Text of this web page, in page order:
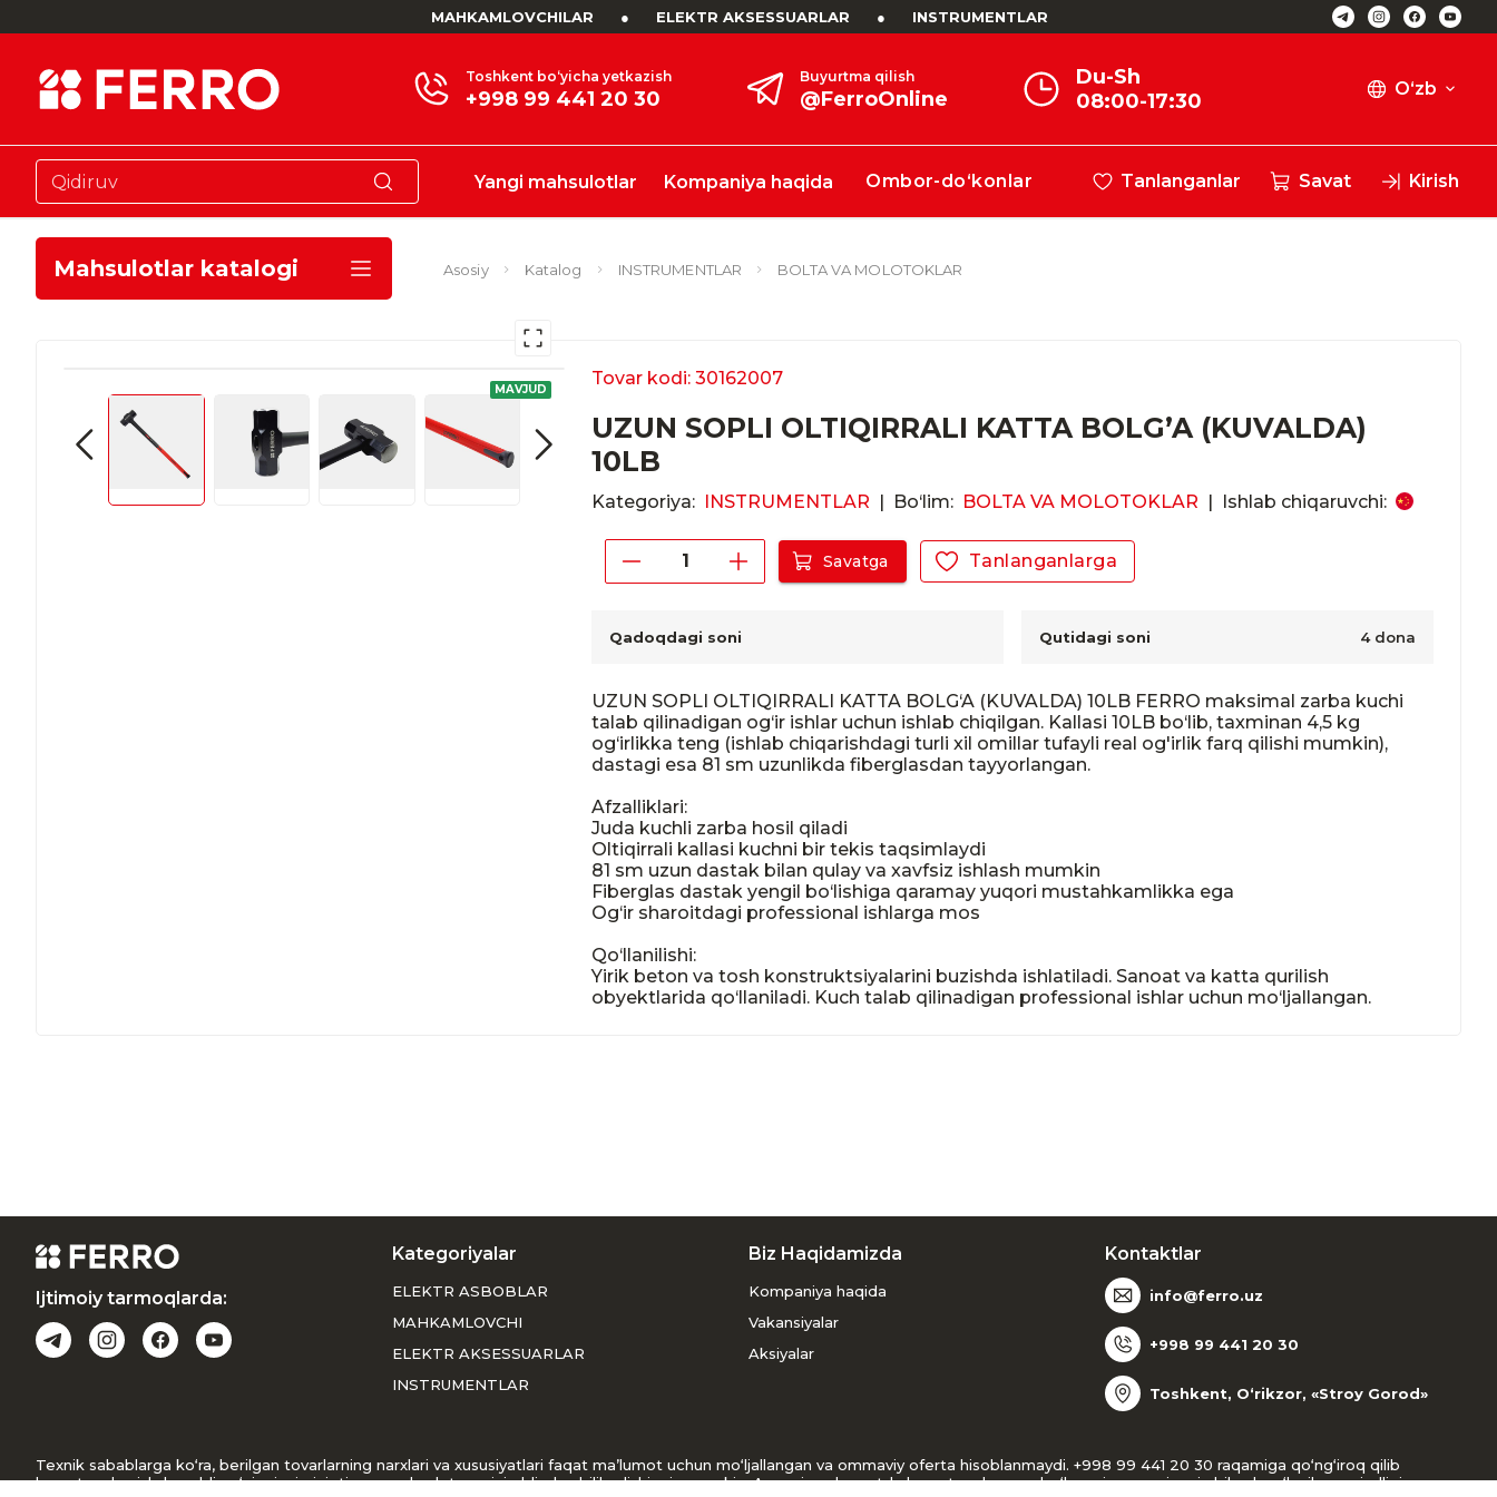
MAHKAMLOVCHILAR ● ELEKTR AKSESSUARLAR ● INSTRUMENTLAR
Toshkent bo‘yicha yetkazish
+998 99 441 20 30
Buyurtma qilish
@FerroOnline
Du-Sh
08:00-17:30
O‘zb
Yangi mahsulotlar Kompaniya haqida Ombor-do‘konlar Tanlanganlar Savat Kirish
Mahsulotlar katalogi Asosiy Katalog INSTRUMENTLAR BOLTA VA MOLOTOKLAR
MAVJUD
Tovar kodi: 30162007
UZUN SOPLI OLTIQIRRALI KATTA BOLG’A (KUVALDA)
10LB
Kategoriya: INSTRUMENTLAR | Bo‘lim: BOLTA VA MOLOTOKLAR | Ishlab chiqaruvchi:
Savatga Tanlanganlarga
Qadoqdagi soni Qutidagi soni 4 dona
UZUN SOPLI OLTIQIRRALI KATTA BOLG‘A (KUVALDA) 10LB FERRO maksimal zarba kuchi
talab qilinadigan og‘ir ishlar uchun ishlab chiqilgan. Kallasi 10LB bo‘lib, taxminan 4,5 kg
og‘irlikka teng (ishlab chiqarishdagi turli xil omillar tufayli real og'irlik farq qilishi mumkin),
dastagi esa 81 sm uzunlikda fiberglasdan tayyorlangan.
Afzalliklari:
Juda kuchli zarba hosil qiladi
Oltiqirrali kallasi kuchni bir tekis taqsimlaydi
81 sm uzun dastak bilan qulay va xavfsiz ishlash mumkin
Fiberglas dastak yengil bo‘lishiga qaramay yuqori mustahkamlikka ega
Og‘ir sharoitdagi professional ishlarga mos
Qo‘llanilishi:
Yirik beton va tosh konstruktsiyalarini buzishda ishlatiladi. Sanoat va katta qurilish
obyektlarida qo‘llaniladi. Kuch talab qilinadigan professional ishlar uchun mo‘ljallangan.
Ijtimoiy tarmoqlarda:
Kategoriyalar
ELEKTR ASBOBLAR
MAHKAMLOVCHI
ELEKTR AKSESSUARLAR
INSTRUMENTLAR
Biz Haqidamizda
Kompaniya haqida
Vakansiyalar
Aksiyalar
Kontaktlar
info@ferro.uz
+998 99 441 20 30
Toshkent, O‘rikzor, «Stroy Gorod»
Texnik sabablarga ko‘ra, berilgan tovarlarning narxlari va xususiyatlari faqat ma’lumot uchun mo‘ljallangan va ommaviy oferta hisoblanmaydi. +998 99 441 20 30 raqamiga qo‘ng‘iroq qilib
buyurtma berishdan oldin o‘zingizni qiziqtirgan mahsulot narxini oldindan bilib olishingiz mumkin. Agar siz veb-saytda buyurtma bergan bo‘lsangiz, menejer siz bilan bog‘lanib, mavjudligi va